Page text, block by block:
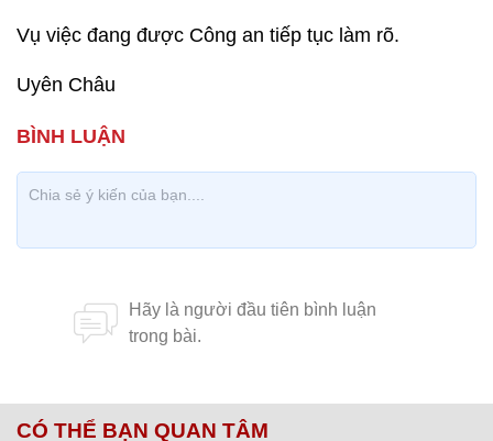
Vụ việc đang được Công an tiếp tục làm rõ.
Uyên Châu
CÓ THỂ BẠN QUAN TÂM